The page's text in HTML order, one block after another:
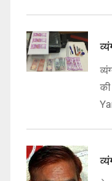
की